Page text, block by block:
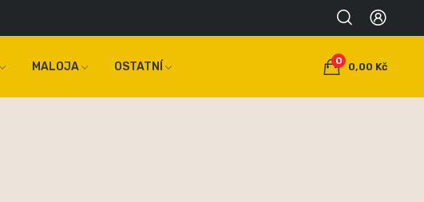
MALOJA OSTATNÍ 0,00 Kč
0